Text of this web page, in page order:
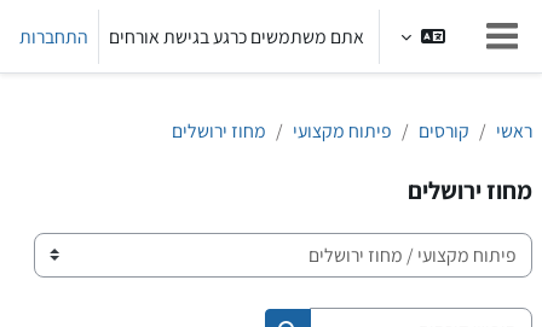
חלון סקירה צדדי
אתם משתמשים כרגע בגישת אורחים התחברות
ראשי קורסים פיתוח מקצועי מחוז ירושלים
מחוז ירושלים
קטגוריות קורסים